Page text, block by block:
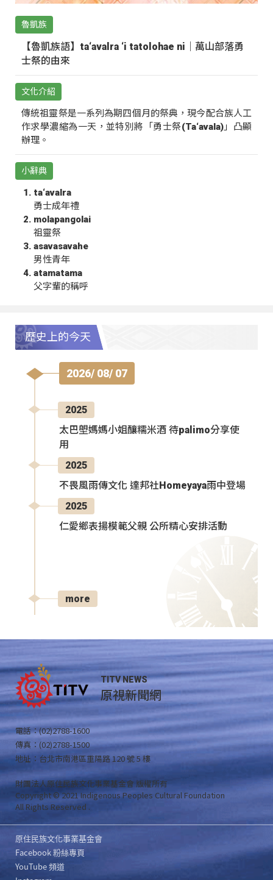
魯凱族
【魯凱族語】ta‘avalra ‘i tatolohae ni｜萬山部落勇
士祭的由來
文化介紹
傳統祖靈祭是一系列為期四個月的祭典，現今配合族人工
作求學濃縮為一天，並特別將「勇士祭(Ta‘avala)」凸顯
辦理。
小辭典
ta‘avalra
勇士成年禮
molapangolai
祖靈祭
asavasavahe
男性青年
atamatama
父字輩的稱呼
歷史上的今天
2026/ 08/ 07
2025
太巴塱媽媽小姐釀糯米酒 待palimo分享使
用
2025
不畏風雨傳文化 達邦社Homeyaya雨中登場
2025
仁愛鄉表揚模範父親 公所精心安排活動
more
TITV NEWS
原視新聞網
電話：(02)2788-1600
傳真：(02)2788-1500
地址：台北市南港區重陽路 120 號 5 樓
財團法人原住民族文化事業基金會 版權所有
Copyright © 2021 Indigenous Peoples Cultural Foundation
All Rights Reserved .
原住民族文化事業基金會
Facebook 粉絲專頁
YouTube 頻道